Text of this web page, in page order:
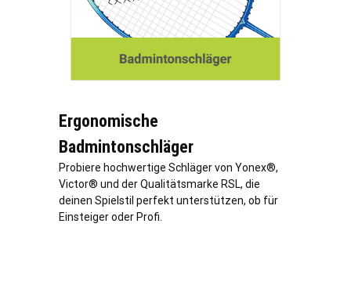
Ergonomische
Badmintonschläger
Probiere hochwertige Schläger von Yonex®,
Victor® und der Qualitätsmarke RSL, die
deinen Spielstil perfekt unterstützen, ob für
Einsteiger oder Profi.